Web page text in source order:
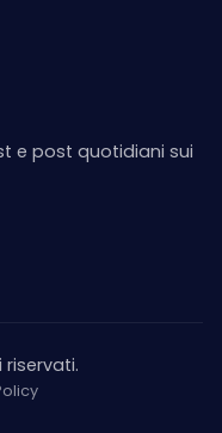
e post quotidiani sui
riservati.